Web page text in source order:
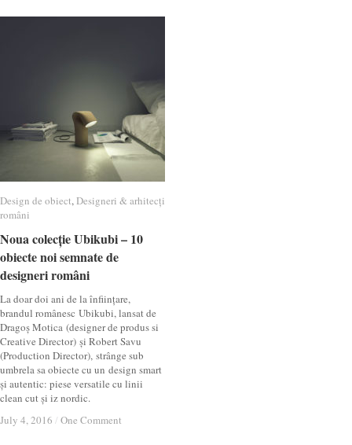
Design de obiect,Designeri & arhitecți
români
Noua colecție Ubikubi – 10
obiecte noi semnate de
designeri români
La doar doi ani de la înființare,
brandul românesc Ubikubi, lansat de
Dragoș Motica (designer de produs si
Creative Director) și Robert Savu
(Production Director), strânge sub
umbrela sa obiecte cu un design smart
și autentic: piese versatile cu linii
clean cut și iz nordic.
July 4, 2016 / One Comment
Design de obiect Designeri & arhitecți
români
Noua colecție Ubikubi – 10
obiecte noi semnate de
designeri români
July 4, 2016 / One Comment